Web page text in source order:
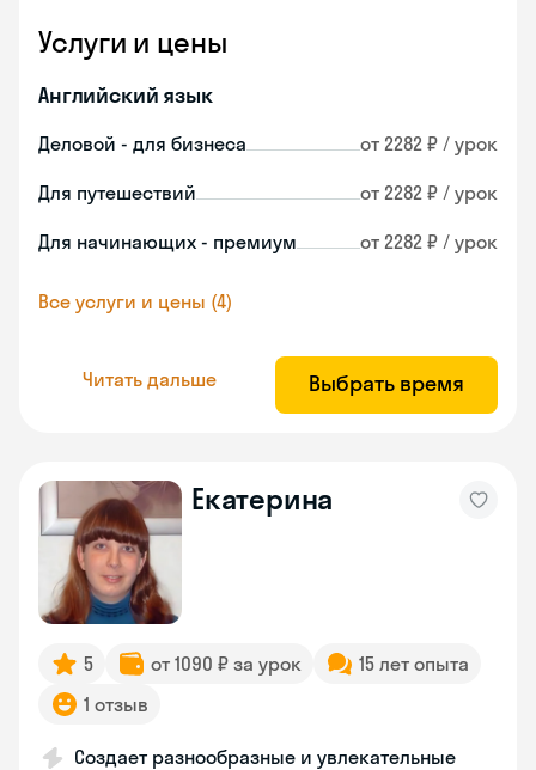
Услуги и цены
Английский язык
Деловой - для бизнеса от 2282 ₽ / урок
Для путешествий от 2282 ₽ / урок
Для начинающих - премиум от 2282 ₽ / урок
Все услуги и цены (4)
Читать дальше Выбрать время
Екатерина
5 от 1090 ₽ за урок
15 лет опыта
1 отзыв
Создает разнообразные и увлекательные